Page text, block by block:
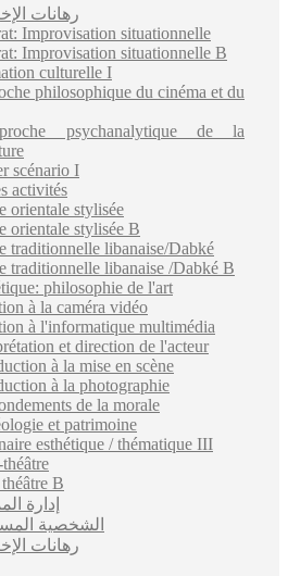
2 رهانات
Improvisation situationnelle
Improvisation situationnelle B
culturelle I
philosophique du cinéma et du
psychanalytique de la
scénario I
activités
orientale stylisée
orientale stylisée B
traditionnelle libanaise/Dabké
traditionnelle libanaise /Dabké B
philosophie de l'art
à la caméra vidéo
à l'informatique multimédia
et direction de l'acteur
à la mise en scène
à la photographie
de la morale
et patrimoine
esthétique / thématique III
B
إدارة
الشخصية
رهانات